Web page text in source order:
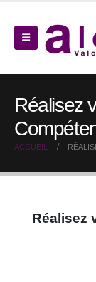
Réalisez
ACCUEIL
Réalisez